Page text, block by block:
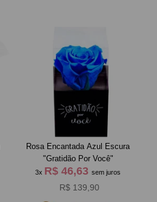
Rosa Encantada Azul Escura
"Gratidão Por Você"
3x R$ 46,63sem juros
R$ 139,90